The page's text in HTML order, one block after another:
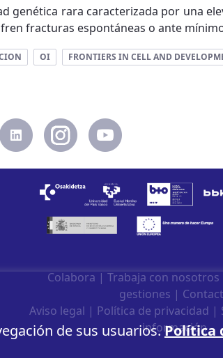
genética rara caracterizada por una
fracturas espontáneas o ante
OI FRONTIERS IN CELL AND
de sus usuarios.Política
Colabora | Trabaja con nosotros
gestiones |
Aviso legal | Política de privacidad |
información